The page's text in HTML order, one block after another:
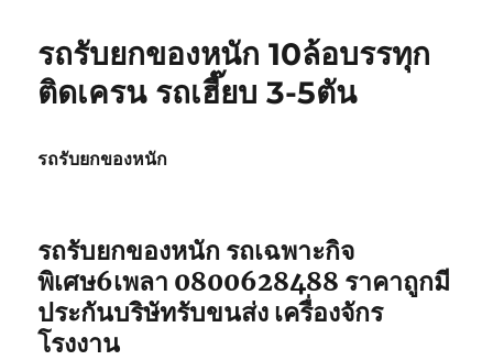
ของ
10
3-
5
ตัน
รถรับยกของหนัก 10ล้อบรรทุก
ติดเครน รถเฮี๊ยบ 3-5ตัน
รถรับยกของหนัก
รถรับยกของหนัก รถเฉพาะกิจ
พิเศษ6เพลา 0800628488 ราคาถูกมี
ประกันบริษัทรับขนส่ง เครื่องจักร
โรงงาน